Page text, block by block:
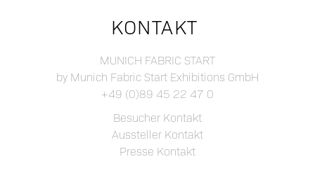
KONTAKT
MUNICH FABRIC START
by Munich Fabric Start Exhibitions GmbH
+49 (0)89 45 22 47 0
Besucher Kontakt
Aussteller Kontakt
Presse Kontakt